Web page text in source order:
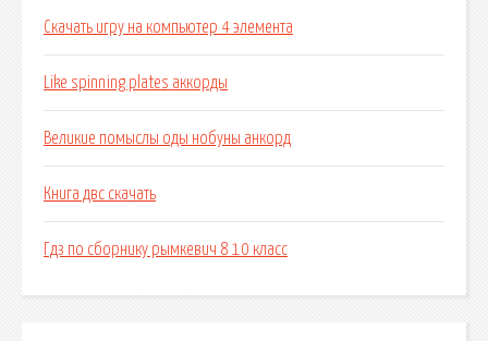
Скачать игру на компьютер 4 элемента
Like spinning plates аккорды
Великие помыслы оды нобуны анкорд
Книга двс скачать
Гдз по сборнику рымкевич 8 10 класс